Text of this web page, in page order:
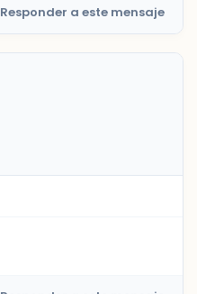
Responder a este mensaje